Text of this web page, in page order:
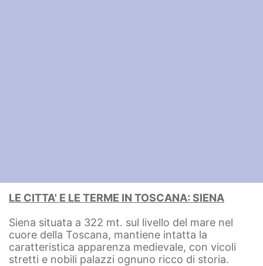
LE CITTA' E LE TERME IN TOSCANA: SIENA
Siena situata a 322 mt. sul livello del mare nel
cuore della Toscana, mantiene intatta la
caratteristica apparenza medievale, con vicoli
stretti e nobili palazzi ognuno ricco di storia.